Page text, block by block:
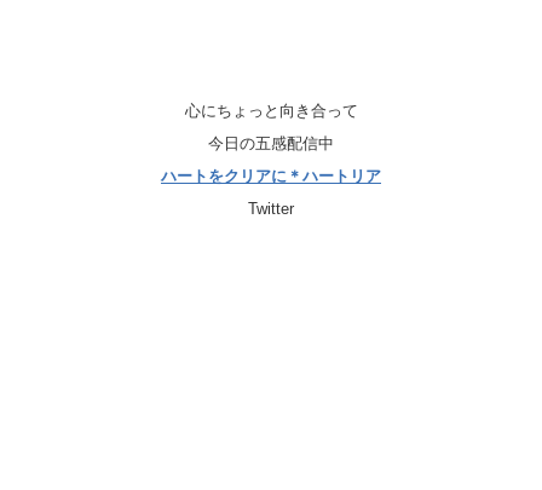
心にちょっと向き合って
今日の五感配信中
ハートをクリアに＊ハートリア
Twitter